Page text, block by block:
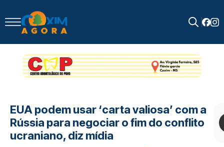
for:
EUA podem usar ‘carta valiosa’ com a
Rússia para negociar o fim do conflito
ucraniano, diz mídia